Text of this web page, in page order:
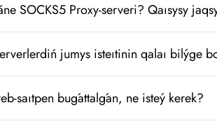
SOCKS5 Proxy-serveri? Qaısysy
jumys isteıtinin qalaı bilýge
saıtpen buǵattalǵan, ne isteý kerek?